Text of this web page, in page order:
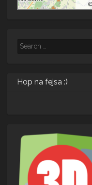
©
Search
Hop na fejsa :)